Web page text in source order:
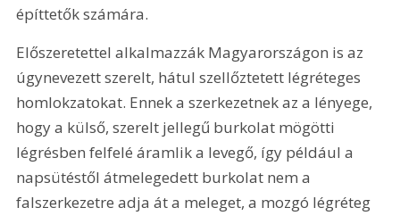
építtetők számára.
Előszeretettel alkalmazzák Magyarországon is az
úgynevezett szerelt, hátul szellőztetett légréteges
homlokzatokat. Ennek a szerkezetnek az a lényege,
hogy a külső, szerelt jellegű burkolat mögötti
légrésben felfelé áramlik a levegő, így például a
napsütéstől átmelegedett burkolat nem a
falszerkezetre adja át a meleget, a mozgó légréteg